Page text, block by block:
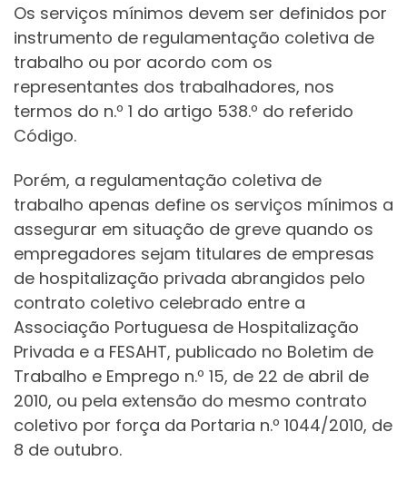
Os serviços mínimos devem ser definidos por
instrumento de regulamentação coletiva de
trabalho ou por acordo com os
representantes dos trabalhadores, nos
termos do n.º 1 do artigo 538.º do referido
Código.
Porém, a regulamentação coletiva de
trabalho apenas define os serviços mínimos a
assegurar em situação de greve quando os
empregadores sejam titulares de empresas
de hospitalização privada abrangidos pelo
contrato coletivo celebrado entre a
Associação Portuguesa de Hospitalização
Privada e a FESAHT, publicado no Boletim de
Trabalho e Emprego n.º 15, de 22 de abril de
2010, ou pela extensão do mesmo contrato
coletivo por força da Portaria n.º 1044/2010, de
8 de outubro.